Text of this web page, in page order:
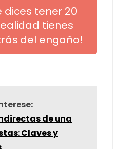
dices tener 20
tienes
del engaño!
de una
Claves y